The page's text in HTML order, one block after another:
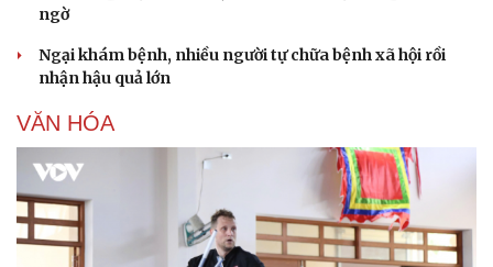
Sức khỏe
Dinh dưỡng - món ngon
Cây thuốc
Đời sống
Nhà đẹp
Blog
ngờ
Ngại khám bệnh, nhiều người tự chữa bệnh xã hội rồi
nhận hậu quả lớn
VĂN HÓA